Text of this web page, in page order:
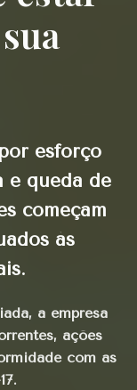
esforço
e queda de
começam
às
a empresa
ações
com as